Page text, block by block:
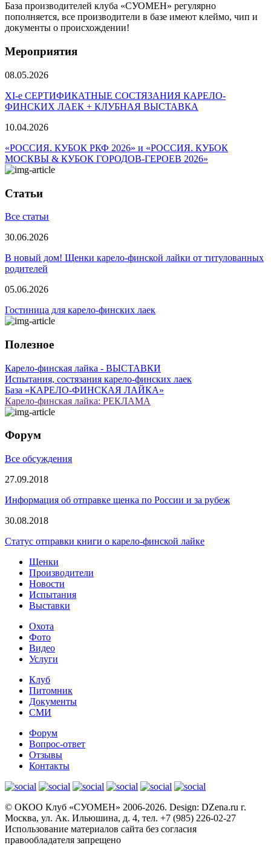
База производителей клуба «СУОМЕН» регулярно
пополняется, все производители в базе имеют клеймо, чип и
документы о происхождении!
Мероприятия
08.05.2026
ХI-е СЕРТИФИКАТНЫЕ СОСТЯЗАНИЯ КАРЕЛО-
ФИНСКИХ ЛАЕК + КЛУБНАЯ ВЫСТАВКА
10.04.2026
«РОССИЯ. КУБОК РКФ 2026» и «РОССИЯ. КУБОК
МОСКВЫ & КУБОК ГОРОДОВ-ГЕРОЕВ 2026»
Статьи
Все статьи
30.06.2026
В новый дом! Щенки карело-финской лайки от титулованных
родителей
05.06.2026
Гостиница для карело-финских лаек
Полезное
Карело-финская лайка - ВЫСТАВКИ
Испытания, состязания карело-финских лаек
База «КАРЕЛО-ФИНСКАЯ ЛАЙКА»
Карело-финская лайка: РЕКЛАМА
Форум
Все обсуждения
27.09.2018
Информация об отправке щенка по России и за рубеж
30.08.2018
Статус отправки книги о карело-финской лайке
Щенки
Производители
Новости
Испытания
Выставки
Охота
Фото
Видео
Услуги
Клуб
Питомник
Документы
СМИ
Форум
Вопрос-ответ
Отзывы
Контакты
© OКОО Клуб «СУОМЕН» 2006-2026. Design: DZena.ru г.
Москва, ул. Ак. Ильюшина, д. 4, тел. +7 (985) 226-02-27
Использование материалов сайта без согласия
правообладателя запрещено